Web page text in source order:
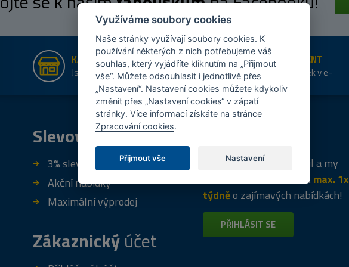
KAMENNÉ PRODEJNY
Jsme na trhu více než 10 let
ŠIROKÝ SORTIMENT
Přes 20 tis. položek v e-
shopu
Slevový program
3% sleva za registraci
Akční nabídky
Maximální výprodej
Zákaznickýúčet
Napište nám svůj e-mail a my
vás budeme informovat max. 1x
týdněo zajímavých nabídkách!
PŘIHLÁSIT SE
Využíváme soubory cookies
Naše stránky využívají soubory cookies. K
používání některých z nich potřebujeme váš
souhlas, který vyjádříte kliknutím na „Přijmout
vše“. Můžete odsouhlasit i jednotlivě přes
„Nastavení“. Nastavení cookies můžete kdykoliv
změnit přes „Nastavení cookies“ v zápatí
stránky. Více informací získáte na stránce
Zpracování cookies.
Přijmout vše Nastavení